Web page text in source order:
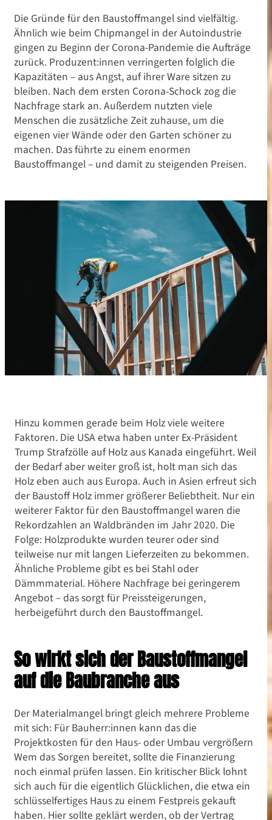
Die Gründe für den Baustoffmangel sind vielfältig.
Ähnlich wie beim Chipmangel in der Autoindustrie
gingen zu Beginn der Corona-Pandemie die Aufträge
zurück. Produzent:innen verringerten folglich die
Kapazitäten – aus Angst, auf ihrer Ware sitzen zu
bleiben. Nach dem ersten Corona-Schock zog die
Nachfrage stark an. Außerdem nutzten viele
Menschen die zusätzliche Zeit zuhause, um die
eigenen vier Wände oder den Garten schöner zu
machen. Das führte zu einem enormen
Baustoffmangel – und damit zu steigenden Preisen.
Hinzu kommen gerade beim Holz viele weitere
Faktoren. Die USA etwa haben unter Ex-Präsident
Trump Strafzölle auf Holz aus Kanada eingeführt. Weil
der Bedarf aber weiter groß ist, holt man sich das
Holz eben auch aus Europa. Auch in Asien erfreut sich
der Baustoff Holz immer größerer Beliebtheit. Nur ein
weiterer Faktor für den Baustoffmangel waren die
Rekordzahlen an Waldbränden im Jahr 2020. Die
Folge: Holzprodukte wurden teurer oder sind
teilweise nur mit langen Lieferzeiten zu bekommen.
Ähnliche Probleme gibt es bei Stahl oder
Dämmmaterial. Höhere Nachfrage bei geringerem
Angebot – das sorgt für Preissteigerungen,
herbeigeführt durch den Baustoffmangel.
So wirkt sich der Baustoffmangel
auf die Baubranche aus
Der Materialmangel bringt gleich mehrere Probleme
mit sich: Für Bauherr:innen kann das die
Projektkosten für den Haus- oder Umbau vergrößern
Wem das Sorgen bereitet, sollte die Finanzierung
noch einmal prüfen lassen. Ein kritischer Blick lohnt
sich auch für die eigentlich Glücklichen, die etwa ein
schlüsselfertiges Haus zu einem Festpreis gekauft
haben. Hier sollte geklärt werden, ob der Vertrag